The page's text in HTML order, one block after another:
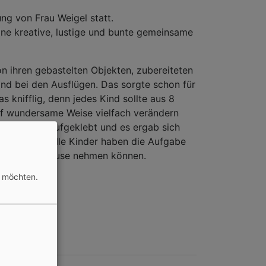
von Frau Weigel statt.
kreative, lustige und bunte gemeinsame
ihren gebastelten Objekten, zubereiteten
bei den Ausflügen. Das sorgte schon für
knifflig, denn jedes Kind sollte aus 8
Weise vielfach verändern
Fotos aufgeklebt und es ergab sich
- aber alle Kinder haben die Aufgabe
nach Hause nehmen können.